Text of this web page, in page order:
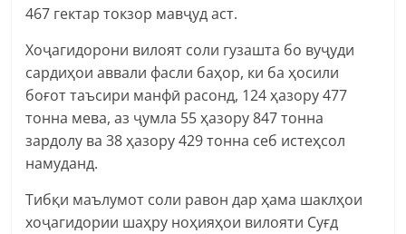
467 гектар токзор мавҷуд аст.
Хоҷагидорони вилоят соли гузашта бо вуҷуди
сардиҳои аввали фасли баҳор, ки ба ҳосили
боғот таъсири манфӣ расонд, 124 ҳазору 477
тонна мева, аз ҷумла 55 ҳазору 847 тонна
зардолу ва 38 ҳазору 429 тонна себ истеҳсол
намуданд.
Тибқи маълумот соли равон дар ҳама шаклҳои
хоҷагидории шаҳру ноҳияҳои вилояти Суғд